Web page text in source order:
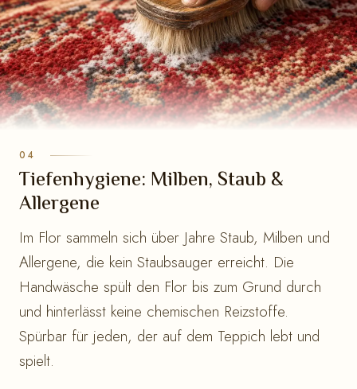
Tiefenhygiene: Milben, Staub &
Allergene
Im Flor sammeln sich über Jahre Staub, Milben und
Allergene, die kein Staubsauger erreicht. Die
Handwäsche spült den Flor bis zum Grund durch
und hinterlässt keine chemischen Reizstoffe.
Spürbar für jeden, der auf dem Teppich lebt und
spielt.